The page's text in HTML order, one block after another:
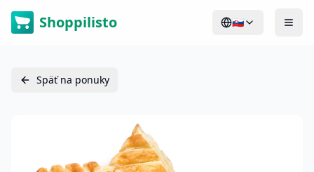
Shoppilisto 🇸🇰
Späť na ponuky